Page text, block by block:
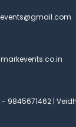
9845671462 |